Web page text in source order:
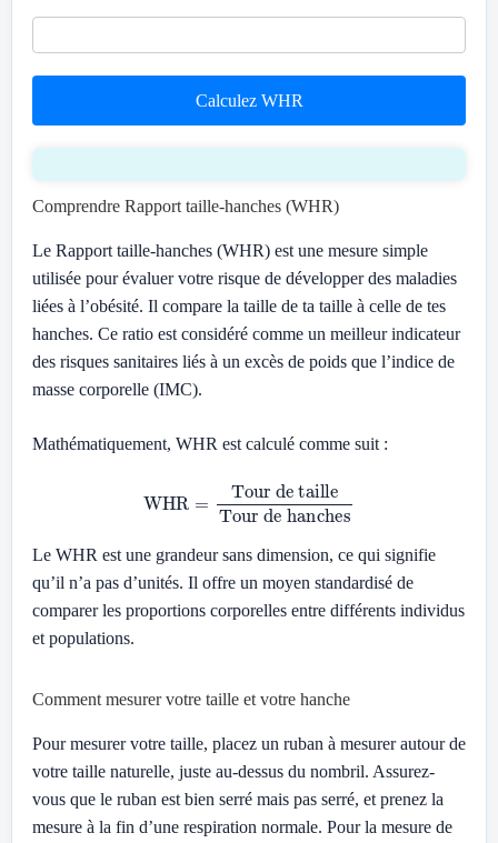
Calculez WHR
Comprendre Rapport taille-hanches (WHR)
Le Rapport taille-hanches (WHR) est une mesure simple
utilisée pour évaluer votre risque de développer des maladies
liées à l’obésité. Il compare la taille de ta taille à celle de tes
hanches. Ce ratio est considéré comme un meilleur indicateur
des risques sanitaires liés à un excès de poids que l’indice de
masse corporelle (IMC).
Mathématiquement, WHR est calculé comme suit :
Tour de tailleTour de hanches
Le WHR est une grandeur sans dimension, ce qui signifie
qu’il n’a pas d’unités. Il offre un moyen standardisé de
comparer les proportions corporelles entre différents individus
et populations.
Comment mesurer votre taille et votre hanche
Pour mesurer votre taille, placez un ruban à mesurer autour de
votre taille naturelle, juste au-dessus du nombril. Assurez-
vous que le ruban est bien serré mais pas serré, et prenez la
mesure à la fin d’une respiration normale. Pour la mesure de